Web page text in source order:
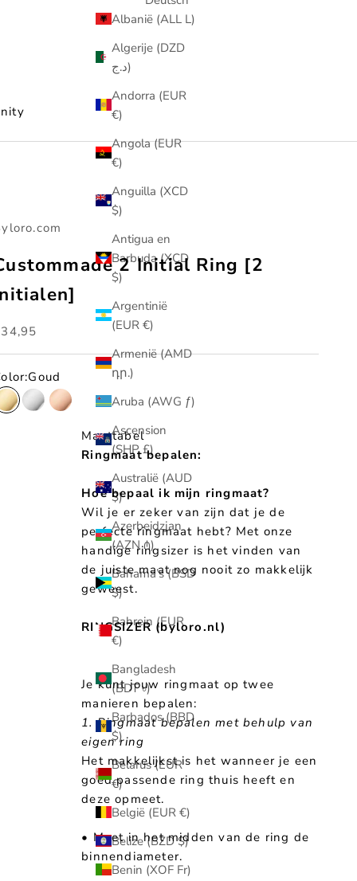
Albanië (ALL L)
Algerije (DZD
د.ج)
Andorra (EUR
€)
Angola (EUR
€)
Anguilla (XCD
$)
Antigua en
Barbuda (XCD
$)
Argentinië
(EUR €)
Armenië (AMD
դր.)
Aruba (AWG ƒ)
Ascension
(SHP £)
Australië (AUD
$)
Azerbeidzjan
(AZN ₼)
Bahama’s (BSD
$)
Bahrein (EUR
€)
Bangladesh
(BDT ৳)
Barbados (BBD
$)
Belarus (EUR
€)
België (EUR €)
Belize (BZD $)
Benin (XOF Fr)
2 Initial Ring [2
Goud
GoudZilverRosé
Maattabel
Ringmaat bepalen:
Hoe bepaal ik mijn ringmaat?
Wil je er zeker van zijn dat je de
perfecte ringmaat hebt? Met onze
handige ringsizer is het vinden van
de juiste maat nog nooit zo makkelijk
geweest.
RINGSIZER (byloro.nl)
Je kunt jouw ringmaat op twee
manieren bepalen:
1. Ringmaat bepalen met behulp van
eigen ring
Het makkelijkst is het wanneer je een
goed passende ring thuis heeft en
deze opmeet.
• Meet in het midden van de ring de
binnendiameter.